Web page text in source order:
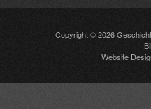
Copyright © 2026
Website